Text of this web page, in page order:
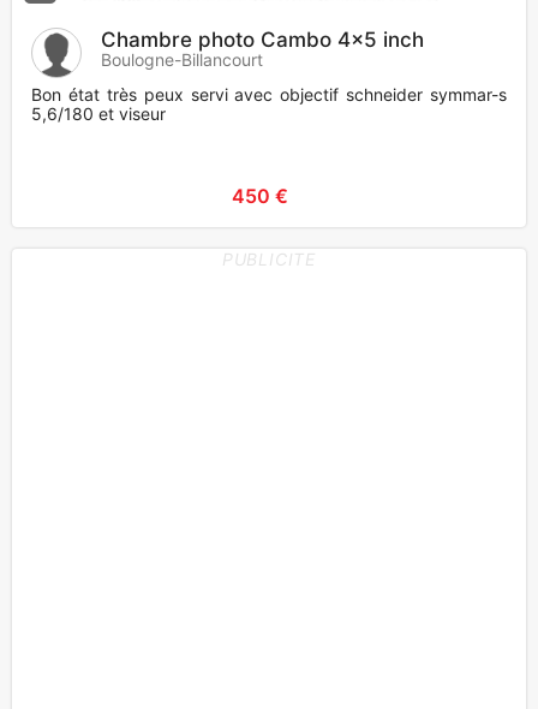
Chambre photo Cambo 4x5 inch
Boulogne-Billancourt
Bon état très peux servi avec objectif schneider symmar-s
5,6/180 et viseur
450 €
PUBLICITE